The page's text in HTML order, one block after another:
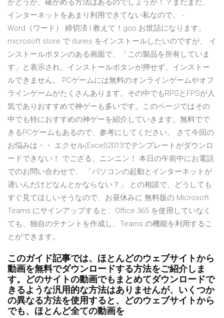
かどうか、確かめる方法はあるのでしょうか！？まだまだ、
インターネットをあまり利用できてない私なので、 -
Word（ワード） 締切済 | 教えて！goo お世話になります。
microsoft store で itunes をインストールしたいのですが、 イ
ンストールボタンのある画面で、「この製品を所有していま
す」と表示され、インストールボタンが押せず、インストー
ルできません。 PCゲームには無料のオンラインゲームやオフ
ラインゲームがたくさんあります。その中でもRPGとFPSが人
気でありおすすめで神ゲーも多いです。このページではその
中でも特におすすめの神ゲーを紹介していきます。無料でで
きるPCゲームもあるので、参考にしてください。 さて今回の
お悩みは・・ エクセル(Excel)2013でテンプレートがダウンロ
ードできない！ でござる、ニンニン！ 本日の午前中にお電話
でのお問い合わせで、 「パソコンの起動とインターネットが
遅いんだけどなんとかならない？」 との相談で、どうしても
すぐ見てほしいそうなので、お昼休みに 無料版の Microsoft
Teams にサインアップすると、Office 365 を使用していなく
ても、独自のテナントを作成し、Teams の機能を利用するこ
とができます。
このガイド記事では、ほとんどのウェブサイトから
動画を無料でダウンロードする方法をご紹介しま
す。どのサイトの動画でもまとめてダウンロードで
きるような汎用的な方法はありませんが、いくつか
の異なる方法を使用すると、どのウェブサイトから
でも、ほとんど全ての動画を